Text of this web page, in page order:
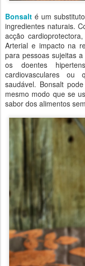
Bonsalt é um
ingredientes naturais.
acção
Arterial e impacto na
para pessoas sujeitas
os doentes
cardiovasculares ou
saudável. Bonsalt
mesmo modo que se
sabor dos alimentos